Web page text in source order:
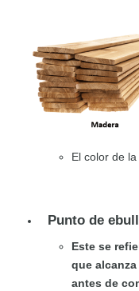
El color de
Punto de
Este se
que
antes de